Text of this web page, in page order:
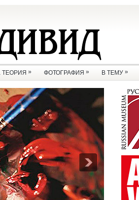
ТЕОРИЯ » ФОТОГРАФИЯ » В ТЕМУ »